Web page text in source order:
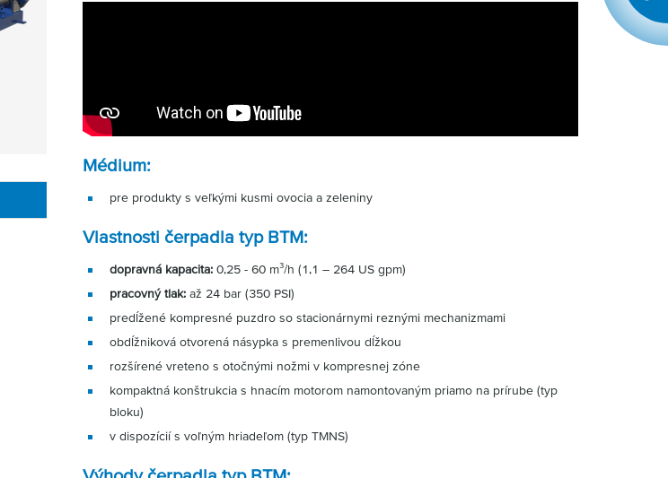
Médium:
pre produkty s veľkými kusmi ovocia a zeleniny
Vlastnosti čerpadla typ BTM:
dopravná kapacita: 0,25 - 60 m³/h (1,1 – 264 US gpm)
pracovný tlak: až 24 bar (350 PSI)
predĺžené kompresné puzdro so stacionárnymi reznými mechanizmami
obdĺžniková otvorená násypka s premenlivou dĺžkou
rozšírené vreteno s otočnými nožmi v kompresnej zóne
kompaktná konštrukcia s hnacím motorom namontovaným priamo na prírube (typ
bloku)
v dispozícií s voľným hriadeľom (typ TMNS)